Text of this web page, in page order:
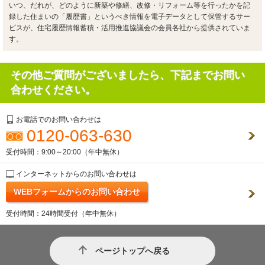
いつ、だれが、どのように新築や修繕、改修・リフォーム等を行ったかを記
録した住まいの「履歴書」というべき情報を電子データとして保管するサー
ビスが、住宅履歴情報蓄積・活用推進協議会の会員各社から提供されていま
す。
その他ご質問がございましたら、下記までお問い
合わせください。
お電話でのお問い合わせは
0120-063-630
受付時間：9:00～20:00（年中無休）
インターネットからのお問い合わせは
WEBフォームからのお問い合わせ
受付時間：24時間受付（年中無休）
ページトップへ戻る